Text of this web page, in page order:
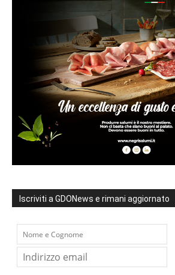
Iscriviti a GDONews e rimani aggiornato